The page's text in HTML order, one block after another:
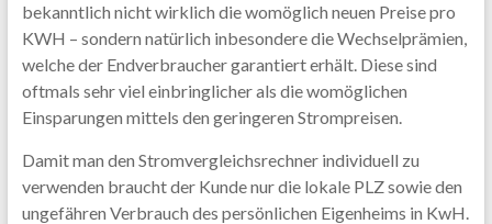
bekanntlich nicht wirklich die womöglich neuen Preise pro
KWH – sondern natürlich inbesondere die Wechselprämien,
welche der Endverbraucher garantiert erhält. Diese sind
oftmals sehr viel einbringlicher als die womöglichen
Einsparungen mittels den geringeren Strompreisen.
Damit man den Stromvergleichsrechner individuell zu
verwenden braucht der Kunde nur die lokale PLZ sowie den
ungefähren Verbrauch des persönlichen Eigenheims in KwH.